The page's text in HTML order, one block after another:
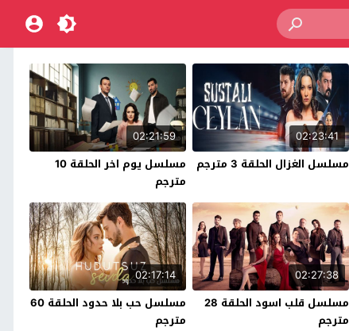
02:23:41
مسلسل الغزال الحلقة 3 مترجم
02:21:59
مسلسل يوم اخر الحلقة 10
مترجم
02:27:38
مسلسل قلب اسود الحلقة 28
مترجم
02:17:14
مسلسل حب بلا حدود الحلقة 60
مترجم